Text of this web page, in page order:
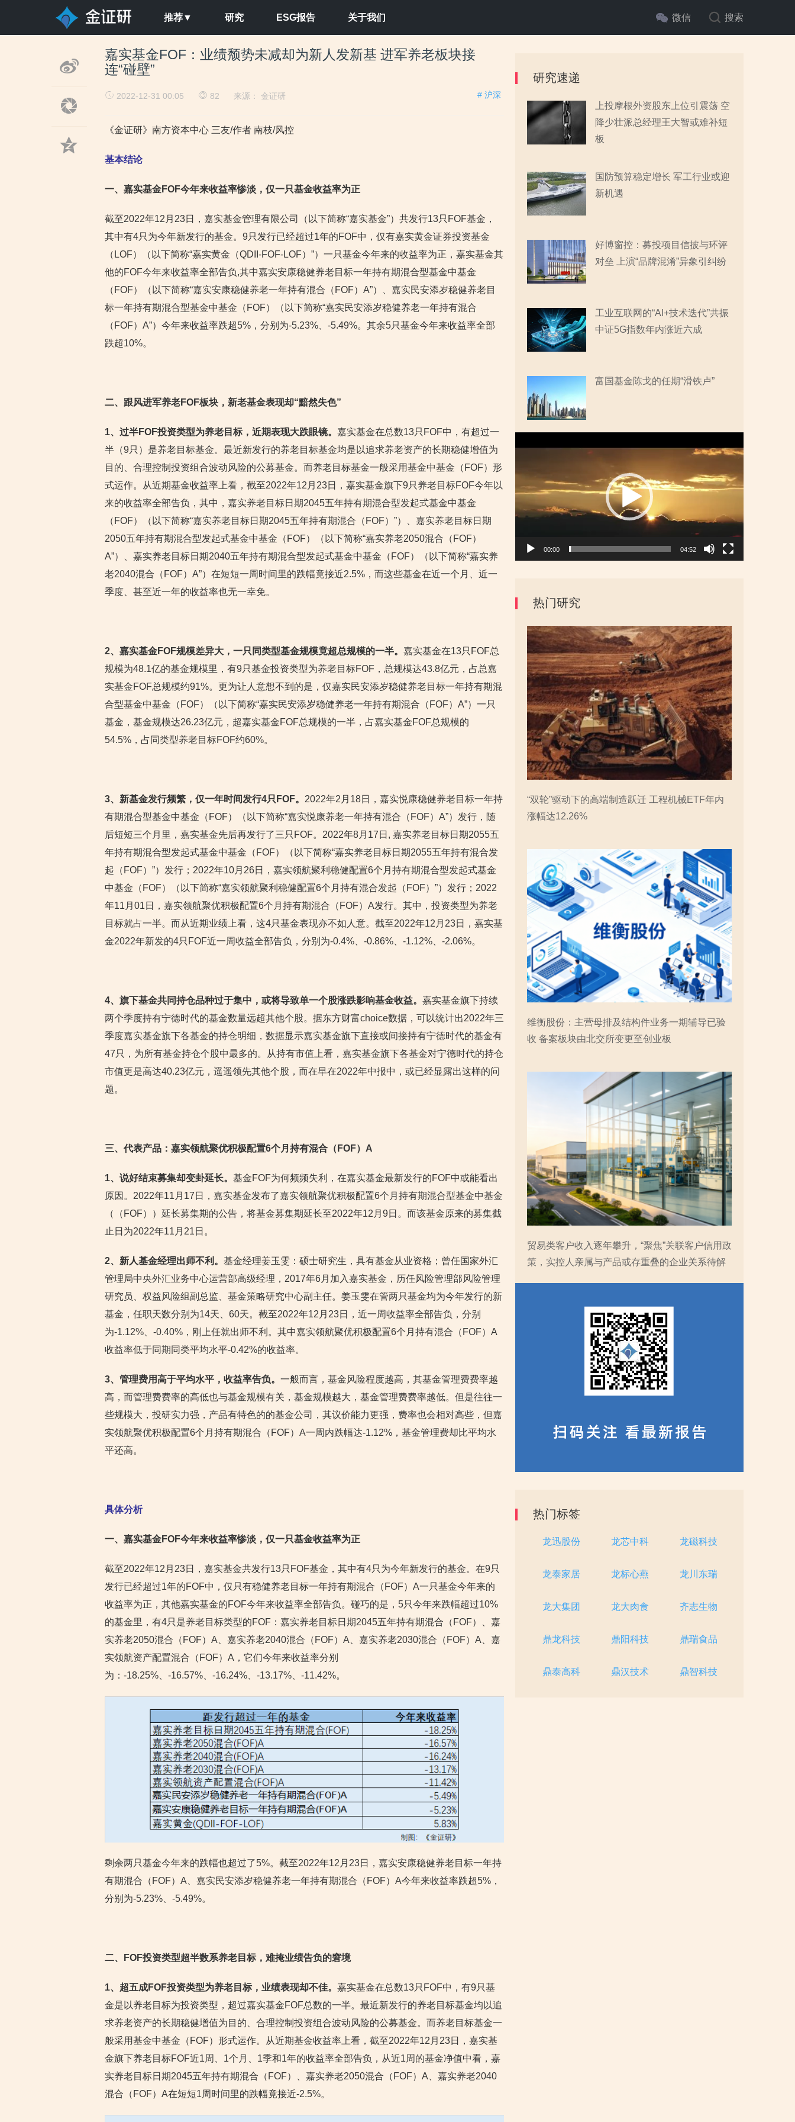
推荐▼ 研究 ESG报告 关于我们 微信 搜索
嘉实基金FOF：业绩颓势未减却为新人发新基 进军养老板块接
连“碰壁”
# 沪深
2022-12-31 00:05 82 来源： 金证研
《金证研》南方资本中心 三友/作者 南枝/风控
基本结论
一、嘉实基金FOF今年来收益率惨淡，仅一只基金收益率为正
截至2022年12月23日，嘉实基金管理有限公司（以下简称“嘉实基金”）共发行13只FOF基金，
其中有4只为今年新发行的基金。9只发行已经超过1年的FOF中，仅有嘉实黄金证券投资基金
（LOF）（以下简称“嘉实黄金（QDII-FOF-LOF）”）一只基金今年来的收益率为正，嘉实基金其
他的FOF今年来收益率全部告负,其中嘉实安康稳健养老目标一年持有期混合型基金中基金
（FOF）（以下简称“嘉实安康稳健养老一年持有混合（FOF）A”）、嘉实民安添岁稳健养老目
标一年持有期混合型基金中基金（FOF）（以下简称“嘉实民安添岁稳健养老一年持有混合
（FOF）A”）今年来收益率跌超5%，分别为-5.23%、-5.49%。其余5只基金今年来收益率全部
跌超10%。
二、跟风进军养老FOF板块，新老基金表现却“黯然失色”
1、过半FOF投资类型为养老目标，近期表现大跌眼镜。 嘉实基金在总数13只FOF中，有超过一
半（9只）是养老目标基金。最近新发行的养老目标基金均是以追求养老资产的长期稳健增值为
目的、合理控制投资组合波动风险的公募基金。而养老目标基金一般采用基金中基金（FOF）形
式运作。从近期基金收益率上看，截至2022年12月23日，嘉实基金旗下9只养老目标FOF今年以
来的收益率全部告负，其中，嘉实养老目标日期2045五年持有期混合型发起式基金中基金
（FOF）（以下简称“嘉实养老目标日期2045五年持有期混合（FOF）”）、嘉实养老目标日期
2050五年持有期混合型发起式基金中基金（FOF）（以下简称“嘉实养老2050混合（FOF）
A”）、嘉实养老目标日期2040五年持有期混合型发起式基金中基金（FOF）（以下简称“嘉实养
老2040混合（FOF）A”）在短短一周时间里的跌幅竟接近2.5%，而这些基金在近一个月、近一
季度、甚至近一年的收益率也无一幸免。
2、嘉实基金FOF规模差异大，一只同类型基金规模竟超总规模的一半。 嘉实基金在13只FOF总
规模为48.1亿的基金规模里，有9只基金投资类型为养老目标FOF，总规模达43.8亿元，占总嘉
实基金FOF总规模约91%。更为让人意想不到的是，仅嘉实民安添岁稳健养老目标一年持有期混
合型基金中基金（FOF）（以下简称“嘉实民安添岁稳健养老一年持有期混合（FOF）A”）一只
基金，基金规模达26.23亿元，超嘉实基金FOF总规模的一半，占嘉实基金FOF总规模的
54.5%，占同类型养老目标FOF约60%。
3、新基金发行频繁，仅一年时间发行4只FOF。 2022年2月18日，嘉实悦康稳健养老目标一年持
有期混合型基金中基金（FOF）（以下简称“嘉实悦康养老一年持有混合（FOF）A”）发行，随
后短短三个月里，嘉实基金先后再发行了三只FOF。2022年8月17日, 嘉实养老目标日期2055五
年持有期混合型发起式基金中基金（FOF）（以下简称“嘉实养老目标日期2055五年持有混合发
起（FOF）”）发行；2022年10月26日，嘉实领航聚利稳健配置6个月持有期混合型发起式基金
中基金（FOF）（以下简称“嘉实领航聚利稳健配置6个月持有混合发起（FOF）”）发行；2022
年11月01日，嘉实领航聚优积极配置6个月持有期混合（FOF）A发行。其中，投资类型为养老
目标就占一半。而从近期业绩上看，这4只基金表现亦不如人意。截至2022年12月23日，嘉实基
金2022年新发的4只FOF近一周收益全部告负，分别为-0.4%、-0.86%、-1.12%、-2.06%。
4、旗下基金共同持仓品种过于集中，或将导致单一个股涨跌影响基金收益。 嘉实基金旗下持续
两个季度持有宁德时代的基金数量远超其他个股。据东方财富choice数据，可以统计出2022年三
季度嘉实基金旗下各基金的持仓明细，数据显示嘉实基金旗下直接或间接持有宁德时代的基金有
47只，为所有基金持仓个股中最多的。从持有市值上看，嘉实基金旗下各基金对宁德时代的持仓
市值更是高达40.23亿元，遥遥领先其他个股，而在早在2022年中报中，或已经显露出这样的问
题。
三、代表产品：嘉实领航聚优积极配置6个月持有混合（FOF）A
1、说好结束募集却变卦延长。 基金FOF为何频频失利，在嘉实基金最新发行的FOF中或能看出
原因。2022年11月17日，嘉实基金发布了嘉实领航聚优积极配置6个月持有期混合型基金中基金
（（FOF））延长募集期的公告，将基金募集期延长至2022年12月9日。而该基金原来的募集截
止日为2022年11月21日。
2、新人基金经理出师不利。 基金经理姜玉雯：硕士研究生，具有基金从业资格；曾任国家外汇
管理局中央外汇业务中心运营部高级经理，2017年6月加入嘉实基金，历任风险管理部风险管理
研究员、权益风险组副总监、基金策略研究中心副主任。姜玉雯在管两只基金均为今年发行的新
基金，任职天数分别为14天、60天。截至2022年12月23日，近一周收益率全部告负，分别
为-1.12%、-0.40%，刚上任就出师不利。其中嘉实领航聚优积极配置6个月持有混合（FOF）A
收益率低于同期同类平均水平-0.42%的收益率。
3、管理费用高于平均水平，收益率告负。 一般而言，基金风险程度越高，其基金管理费费率越
高，而管理费费率的高低也与基金规模有关，基金规模越大，基金管理费费率越低。但是往往一
些规模大，投研实力强，产品有特色的的基金公司，其议价能力更强，费率也会相对高些，但嘉
实领航聚优积极配置6个月持有期混合（FOF）A一周内跌幅达-1.12%，基金管理费却比平均水
平还高。
具体分析
一、嘉实基金FOF今年来收益率惨淡，仅一只基金收益率为正
截至2022年12月23日，嘉实基金共发行13只FOF基金，其中有4只为今年新发行的基金。在9只
发行已经超过1年的FOF中，仅只有稳健养老目标一年持有期混合（FOF）A一只基金今年来的
收益率为正，其他嘉实基金的FOF今年来收益率全部告负。碰巧的是，5只今年来跌幅超过10%
的基金里，有4只是养老目标类型的FOF：嘉实养老目标日期2045五年持有期混合（FOF）、嘉
实养老2050混合（FOF）A、嘉实养老2040混合（FOF）A、嘉实养老2030混合（FOF）A、嘉
实领航资产配置混合（FOF）A，它们今年来收益率分别
为：-18.25%、-16.57%、-16.24%、-13.17%、-11.42%。
剩余两只基金今年来的跌幅也超过了5%。截至2022年12月23日，嘉实安康稳健养老目标一年持
有期混合（FOF）A、嘉实民安添岁稳健养老一年持有期混合（FOF）A今年来收益率跌超5%，
分别为-5.23%、-5.49%。
二、FOF投资类型超半数系养老目标，难掩业绩告负的窘境
1、超五成FOF投资类型为养老目标，业绩表现却不佳。 嘉实基金在总数13只FOF中，有9只基
金是以养老目标为投资类型，超过嘉实基金FOF总数的一半。最近新发行的养老目标基金均以追
求养老资产的长期稳健增值为目的、合理控制投资组合波动风险的公募基金。而养老目标基金一
般采用基金中基金（FOF）形式运作。从近期基金收益率上看，截至2022年12月23日，嘉实基
金旗下养老目标FOF近1周、1个月、1季和1年的收益率全部告负，从近1周的基金净值中看，嘉
实养老目标日期2045五年持有期混合（FOF）、嘉实养老2050混合（FOF）A、嘉实养老2040
混合（FOF）A在短短1周时间里的跌幅竟接近-2.5%。
研究速递
上投摩根外资股东上位引震荡 空
降少壮派总经理王大智或难补短
板
国防预算稳定增长 军工行业或迎
新机遇
好博窗控：募投项目信披与环评
对垒 上演“品牌混淆”异象引纠纷
工业互联网的“AI+技术迭代”共振
中证5G指数年内涨近六成
富国基金陈戈的任期“滑铁卢”
频
放
器
00:00 04:52
热门研究
“双轮”驱动下的高端制造跃迁 工程机械ETF年内
涨幅达12.26%
维衡股份：主营母排及结构件业务一期辅导已验
收 备案板块由北交所变更至创业板
贸易类客户收入逐年攀升，“聚焦”关联客户信用政
策，实控人亲属与产品或存重叠的企业关系待解
热门标签
龙迅股份 龙芯中科 龙磁科技
龙泰家居 龙标心燕 龙川东瑞
龙大集团 龙大肉食 齐志生物
鼎龙科技 鼎阳科技 鼎瑞食品
鼎泰高科 鼎汉技术 鼎智科技